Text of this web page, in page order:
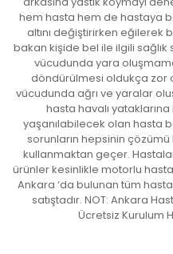
hem hasta hem de hastaya
altını değiştirirken eğilerek
bakan kişide bel ile ilgili sağlık
vücudunda yara
döndürülmesi oldukça zor
vücudunda ağrı ve yaralar
hasta havalı
yaşanılabilecek olan hasta
sorunların hepsinin
kullanmaktan geçer.
ürünler kesinlikle motorlu hasta
Ankara ‘da bulunan tüm
satıştadır. NOT: Ankara
Ücretsiz Kurulum